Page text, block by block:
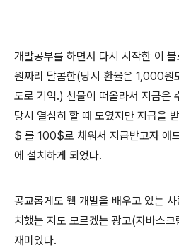
개발공부를 하면서 다시 시작한 이
원짜리 달콤한(당시 환율은 1,000
도로 기억.) 선물이 떠올라서 지금은
당시 열심히 할 때 모였지만 지급을
$ 를 100$로 채워서 지급받고자 애
에 설치하게 되었다.
공교롭게도 웹 개발을 배우고 있는
치했는 지도 모르겠는 광고(자바스
재미있다.